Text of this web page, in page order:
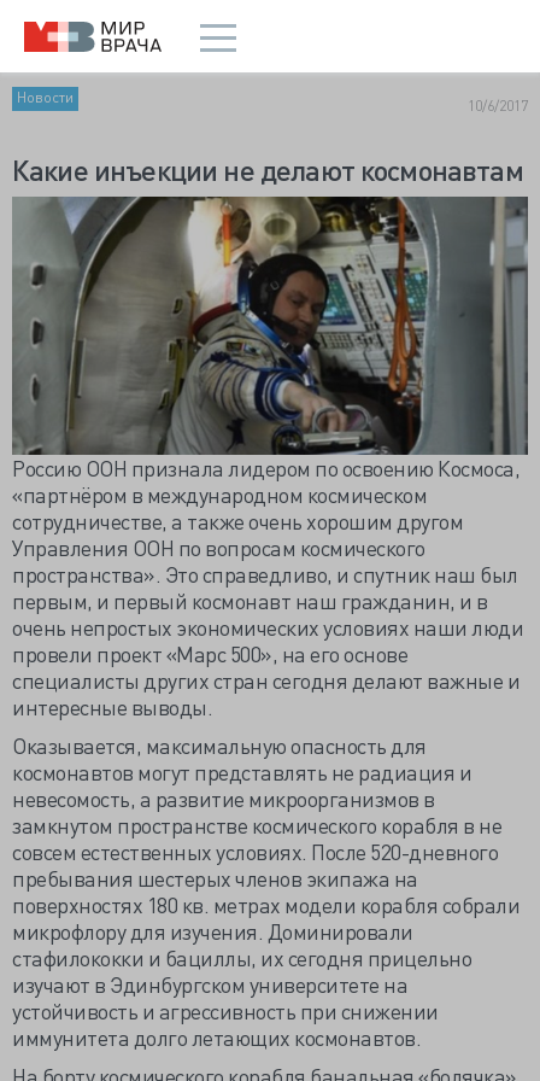
Новости 10/6/2017
Какие инъекции не делают космонавтам
Россию ООН признала лидером по освоению Космоса,
«партнёром в международном космическом
сотрудничестве, а также очень хорошим другом
Управления ООН по вопросам космического
пространства». Это справедливо, и спутник наш был
первым, и первый космонавт наш гражданин, и в
очень непростых экономических условиях наши люди
провели проект «Марс 500», на его основе
специалисты других стран сегодня делают важные и
интересные выводы.
Оказывается, максимальную опасность для
космонавтов могут представлять не радиация и
невесомость, а развитие микроорганизмов в
замкнутом пространстве космического корабля в не
совсем естественных условиях. После 520-дневного
пребывания шестерых членов экипажа на
поверхностях 180 кв. метрах модели корабля собрали
микрофлору для изучения. Доминировали
стафилококки и бациллы, их сегодня прицельно
изучают в Эдинбургском университете на
устойчивость и агрессивность при снижении
иммунитета долго летающих космонавтов.